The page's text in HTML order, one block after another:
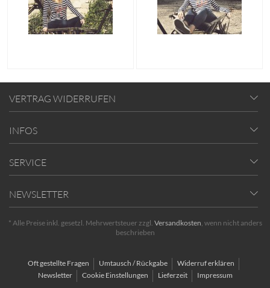
VERTRAG WIDERRUFEN
INFOS
SERVICE
NEWSLETTER
* Alle Preise inkl. gesetzl. Mehrwertsteuer zzgl. Versandkosten, wenn nicht anders
beschrieben
Oft gestellte Fragen Umtausch / Rückgabe
Widerruf erklären
Newsletter
Cookie Einstellungen Lieferzeit Impressum